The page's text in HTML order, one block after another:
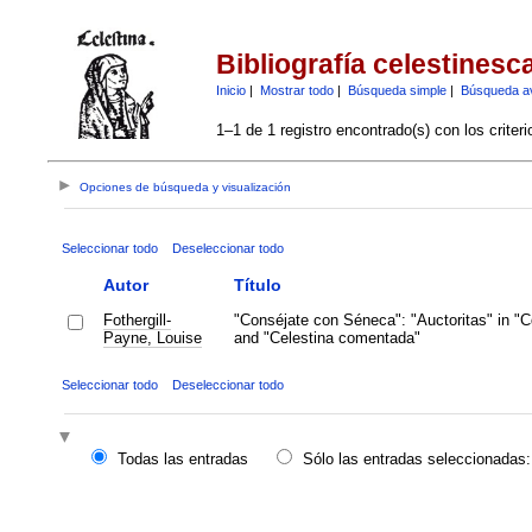
Bibliografía
Inicio| Mostrar todo| Búsqueda simple| Búsqueda
1–1 de 1 registro encontrado(s) con los
Opciones de búsqueda y visualización
Seleccionar todo Deseleccionar todo
Autor Título
Fothergill-
Payne, Louise
"Conséjate con Séneca": "Auctoritas" in
and "Celestina comentada"
Seleccionar todo Deseleccionar todo
Todas las entradas
Sólo las entradas seleccionadas: